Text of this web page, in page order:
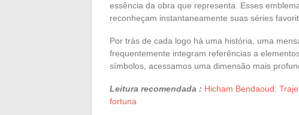
essência da obra que representa. Esses
reconheçam instantaneamente suas séries
Por trás de cada logo há uma história, uma
frequentemente integram referências a
símbolos, acessamos uma dimensão mais
Leitura recomendada : Hicham Bendaoud:
fortuna